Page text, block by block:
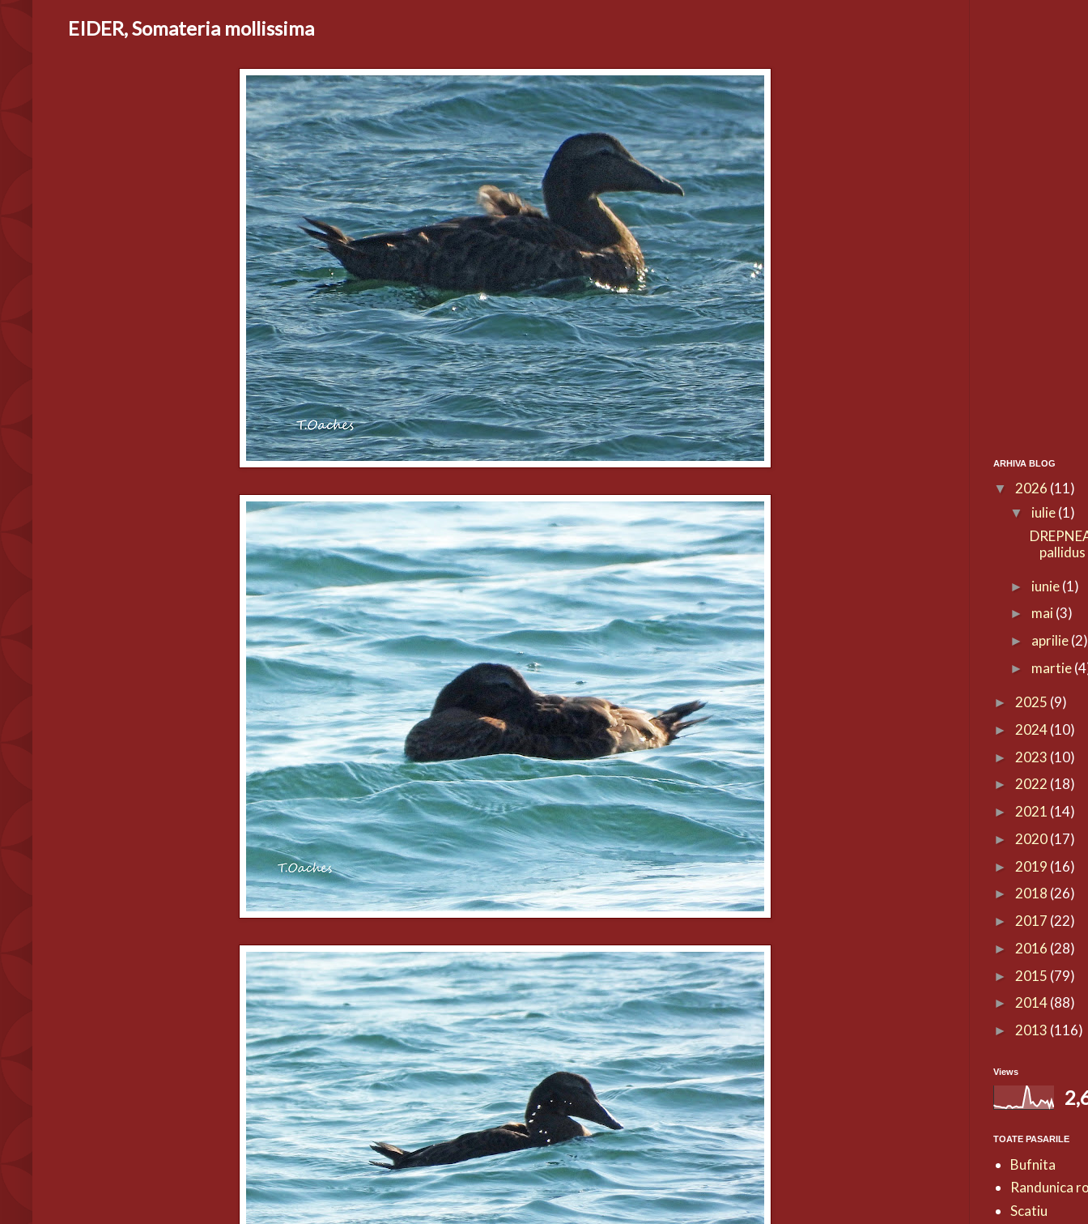
EIDER, Somateria mollissima
ARHIVA BLOG
▼ 2026 (11)
▼ iulie(1)
pallidus
► iunie(1)
► mai(3)
► aprilie(2)
► martie
► 2025 (9)
► 2024(10)
► 2023 (10)
► 2022 (18)
► 2021 (14)
► 2020(17)
► 2019 (16)
► 2018 (26)
► 2017 (22)
► 2016 (28)
► 2015 (79)
► 2014(88)
► 2013 (116)
Views
TOATE PASARILE
Bufnita
Randunica
Scatiu